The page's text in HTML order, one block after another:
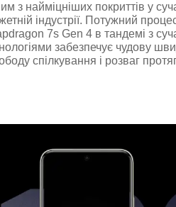
з найміцніших покриттів у
індустрії. Потужний
7s Gen 4 в тандемі з
забезпечує чудову
спілкування і розваг